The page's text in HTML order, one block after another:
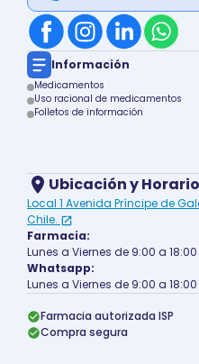
Información
Medicamentos
Uso racional de medicamentos
Folletos de información
Ubicación y
Local 1 Avenida Príncipe de
Chile.
Farmacia:
Lunes a Viernes de 9:00 a 18:00
Whatsapp:
Lunes a Viernes de 9:00 a 18:00
Farmacia autorizada ISP
Compra segura